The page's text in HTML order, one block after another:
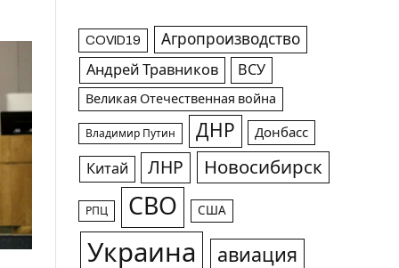
COVID19 Агропроизводство
Андрей Травников ВСУ
Великая Отечественная война
Владимир Путин ДНР Донбасс
Китай ЛНР Новосибирск
РПЦ СВО США
Украина авиация